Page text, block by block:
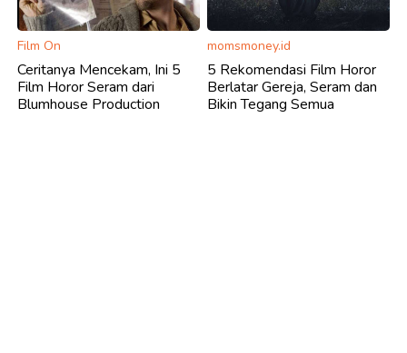
Film On
Ceritanya Mencekam, Ini 5
Film Horor Seram dari
Blumhouse Production
momsmoney.id
5 Rekomendasi Film Horor
Berlatar Gereja, Seram dan
Bikin Tegang Semua